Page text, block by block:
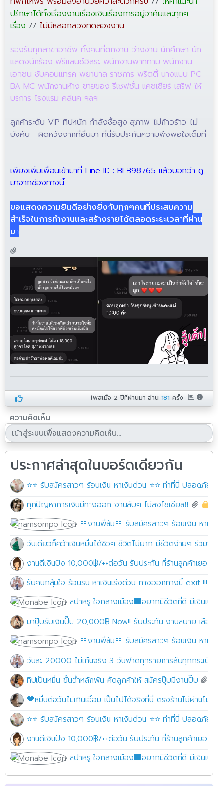
ปรึกษาได้ทั้งเรื่องงานเรื่องเงินเรื่องการอยู่อาศัยและทุกๆ
เรื่อง // ไม่มีหลอกลวงทดลองงาน
รองรับทุกสาขาอาชีพ ทั้งคนที่ตกงาน ว่างงาน นักศึกษา นัก
แสดงนักร้อง ฟรีแลนซ์อิสระ พนักงานพาททาม พนักงาน
เอกชน ซับคอนแทรค พยาบาล ราชการ พริตตี้ นางแบบ PC
BA MC พนักงานห้าง ขายของ รีเซฟชั่น แคชเชียร์ เสริฟ ให้
บริการ โรงแรม คลีนิค ฯลฯ
ลูกค้าระดับ VIP ทิปหนัก กำลังซื้อสูง สุภาพ ไม่ก้าวร้าว ไม่
บังคับ ผิดหวังจากที่อื่นมา ที่นี่รับประกันความพึงพอใจเต็มที่
เพียงเพิ่มเพื่อนเข้ามาที่ Line ID : BLB98765 แล้วบอกว่า ดู
มาจากช่องทางนี้
ขอแสดงความยินดีอย่างยิ่งกับทุกๆคนที่ประสบความ
สำเร็จในการทำงานและสร้างรายได้ตลอดระยะเวลาที่ผ่าน
มา
โพสเมื่อ 2 ปีที่ผ่านมา อ่าน181 ครั้ง
ความคิดเห็น
ประกาศล่าสุดในบอร์ดเดียวกัน
⭐⭐ รับสมัครสาวๆ ร้อนเงิน หาเงินด่วน ⭐⭐ ทำที่นี่ ปลอดภัย
ทุกปัญหาการเงินมีทางออก งานลับๆ ไม่ลงโซเชียล‼️
🎀งานพี่ส้ม🎀 รับสมัครสาวๆ ร้อนเงิน หาเ
วันเดียวก็คว้าเงินหมื่นได้ชิวๆ ชีวิตไม่ยาก มีชีวิตง่ายๆ ร่วมง
งานดีเงินปัง 10,000฿/++ต่อวัน รับประกัน ที่ร้านลูกค้าเยอะม
รับคนกลุ้มใจ ร้อนรน หาเงินเร่งด่วน ทางออกทางนี้ exit !!!
สปาหรู ใจกลางเมือง🏢อยากมีชีวิตที่ดี มีเงินเป
มาปุ๊บรับเงินปั๊บ 20,000฿ Now!! รับประกัน งานสบาย เลือ
🎀งานพี่ส้ม🎀 รับสมัครสาวๆ ร้อนเงิน หาเ
วันละ 20000 ไม่เกืนจริง 3 วันฟาดทุกรายการสับทุกกระเบี
ทิปเป็นหมื่น ขั้นต่ำหลักพัน คัดลูกค้าให้ สมัครปุ๊บมีงานปั๊บ
🤎หมื่นต่อวันไม่เกินเอื้อม เป็นไปได้จริงที่นี่ ตรงร้านไม่ผ่านโม
⭐⭐ รับสมัครสาวๆ ร้อนเงิน หาเงินด่วน ⭐⭐ ทำที่นี่ ปลอดภัย
งานดีเงินปัง 10,000฿/++ต่อวัน รับประกัน ที่ร้านลูกค้าเยอะม
สปาหรู ใจกลางเมือง🏢อยากมีชีวิตที่ดี มีเงินเป